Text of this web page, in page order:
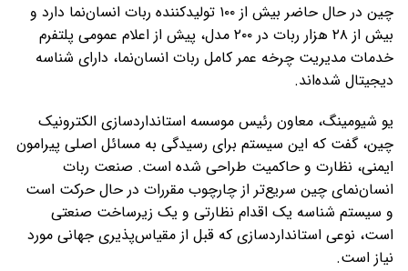
چین در حال حاضر بیش از ۱۰۰ تولیدکننده ربات انسان‌نما دارد و
بیش از ۲۸ هزار ربات در ۲۰۰ مدل، پیش از اعلام عمومی پلتفرم
خدمات مدیریت چرخه عمر کامل ربات انسان‌نما، دارای شناسه
دیجیتال شده‌اند.
یو شیومینگ، معاون رئیس موسسه استانداردسازی الکترونیک
چین، گفت که این سیستم برای رسیدگی به مسائل اصلی پیرامون
ایمنی، نظارت و حاکمیت طراحی شده است. صنعت ربات
انسان‌نمای چین سریع‌تر از چارچوب مقررات در حال حرکت است
و سیستم شناسه یک اقدام نظارتی و یک زیرساخت صنعتی
است، نوعی استانداردسازی که قبل از مقیاس‌پذیری جهانی مورد
نیاز است.